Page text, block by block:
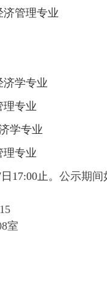
济管理专业
济学专业
理专业
学专业
理专业
日 17:00止。 公示期间
室